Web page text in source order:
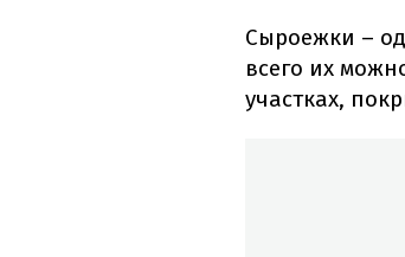
Сыроежки –
всего их
участках,